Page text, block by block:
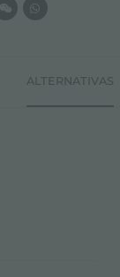
ALTERNATIVAS